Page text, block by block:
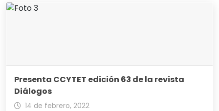
Presenta CCYTET edición 63 de la revista
Diálogos
14 de febrero, 2022